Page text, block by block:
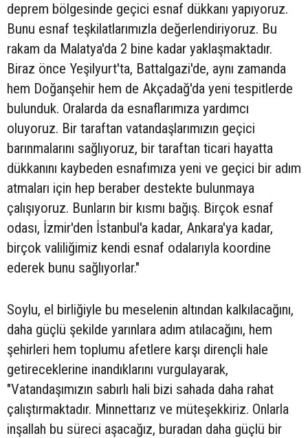
deprem bölgesinde geçici esnaf dükkanı yapıyoruz.
Bunu esnaf teşkilatlarımızla değerlendiriyoruz. Bu
rakam da Malatya'da 2 bine kadar yaklaşmaktadır.
Biraz önce Yeşilyurt'ta, Battalgazi'de, aynı zamanda
hem Doğanşehir hem de Akçadağ'da yeni tespitlerde
bulunduk. Oralarda da esnaflarımıza yardımcı
oluyoruz. Bir taraftan vatandaşlarımızın geçici
barınmalarını sağlıyoruz, bir taraftan ticari hayatta
dükkanını kaybeden esnafımıza yeni ve geçici bir adım
atmaları için hep beraber destekte bulunmaya
çalışıyoruz. Bunların bir kısmı bağış. Birçok esnaf
odası, İzmir'den İstanbul'a kadar, Ankara'ya kadar,
birçok valiliğimiz kendi esnaf odalarıyla koordine
ederek bunu sağlıyorlar."
Soylu, el birliğiyle bu meselenin altından kalkılacağını,
daha güçlü şekilde yarınlara adım atılacağını, hem
şehirleri hem toplumu afetlere karşı dirençli hale
getireceklerine inandıklarını vurgulayarak,
"Vatandaşımızın sabırlı hali bizi sahada daha rahat
çalıştırmaktadır. Minnettarız ve müteşekkiriz. Onlarla
inşallah bu süreci aşacağız, buradan daha güçlü bir